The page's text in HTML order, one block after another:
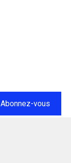
Abonnez-vous